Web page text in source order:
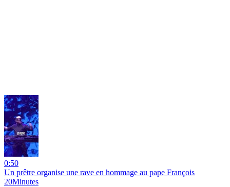
0:50
Un prêtre organise une rave en hommage au pape François
20Minutes